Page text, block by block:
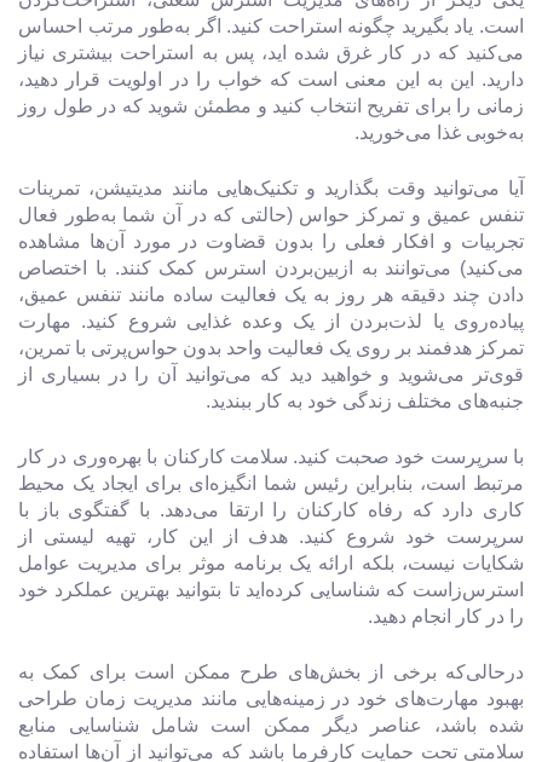
است. یاد بگیرید چگونه استراحت کنید. اگر به‌طور مرتب احساس
می‌کنید که در کار غرق شده اید، پس به استراحت بیشتری نیاز
دارید. این به این معنی است که خواب را در اولویت قرار دهید،
زمانی را برای تفریح ​​انتخاب کنید و مطمئن شوید که در طول روز
به‌خوبی غذا می‌خورید.
آیا می‌توانید وقت بگذارید و تکنیک‌هایی مانند مدیتیشن، تمرینات
تنفس عمیق و تمرکز حواس (حالتی که در آن شما به‌طور فعال
تجربیات و افکار فعلی را بدون قضاوت در مورد آن‌ها مشاهده
می‌کنید) می‌توانند به ازبین‌بردن استرس کمک کنند. با اختصاص
دادن چند دقیقه هر روز به یک فعالیت ساده مانند تنفس عمیق،
پیاده‌روی یا لذت‌بردن از یک وعده غذایی شروع کنید. مهارت
تمرکز هدفمند بر روی یک فعالیت واحد بدون حواس‌پرتی با تمرین،
قوی‌تر می‌شوید و خواهید دید که می‌توانید آن را در بسیاری از
جنبه‌های مختلف زندگی خود به کار ببندید.
با سرپرست خود صحبت کنید. سلامت کارکنان با بهره‌وری در کار
مرتبط است، بنابراین رئیس شما انگیزه‌ای برای ایجاد یک محیط
کاری دارد که رفاه کارکنان را ارتقا می‌دهد. با گفتگوی باز با
سرپرست خود شروع کنید. هدف از این کار، تهیه لیستی از
شکایات نیست، بلکه ارائه یک برنامه موثر برای مدیریت عوامل
استرس‌زاست که شناسایی کرده‌اید تا بتوانید بهترین عملکرد خود
را در کار انجام دهید.
درحالی‌که برخی از بخش‌های طرح ممکن است برای کمک به
بهبود مهارت‌های خود در زمینه‌هایی مانند مدیریت زمان طراحی
شده باشد، عناصر دیگر ممکن است شامل شناسایی منابع
سلامتی تحت حمایت کارفرما باشد که می‌توانید از آ‌ن‌ها استفاده